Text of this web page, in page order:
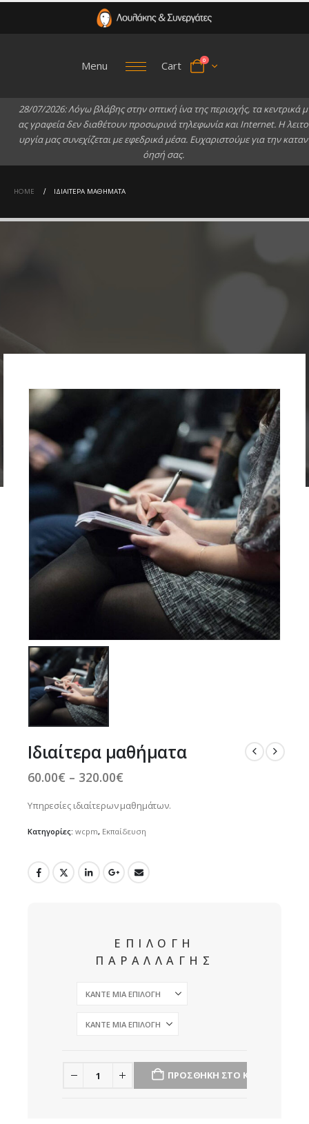
Menu Cart 0
28/07/2026:Λόγω βλάβης στην οπτική ίνα της περιοχής, τα κεντρικά μ
ας γραφεία δεν διαθέτουν προσωρινά τηλεφωνία και Internet. Ηλειτο
υργία μας συνεχίζεται με εφεδρικά μέσα. Ευχαριστούμε για την καταν
όησή σας.
HOME ΙΔΙΑΊΤΕΡΑ ΜΑΘΉΜΑΤΑ
Ιδιαίτερα μαθήματα
60.00€ – 320.00€
60.00€
through
Υπηρεσίες ιδιαίτερων μαθημάτων.
Κατηγορίες: wcpm, Εκπαίδευση
ΕΠΙΛΟΓΗ
ΠΑΡΑΛΛΑΓΗΣ
ΠΡΟΣΘΉΚΗ ΣΤΟ ΚΑΛΆΘΙ